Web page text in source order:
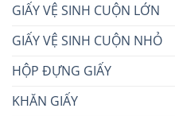
GIẤY VỆ SINH CUỘN LỚN
GIẤY VỆ SINH CUỘN NHỎ
HỘP ĐỰNG GIẤY
KHĂN GIẤY